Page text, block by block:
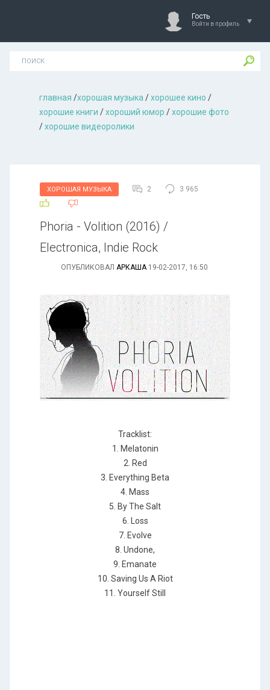
Гость
Войти в профиль
главная /хорошая музыкa /хорошее кино /
хорошие книги /хороший юмор /хорошие фото
/хорошие видеоролики
ХОРОШАЯ МУЗЫКА 2 3 965
Phoria - Volition (2016) /
Electronica, Indie Rock
ОПУБЛИКОВАЛ АРКАША19-02-2017, 16:50
Tracklist:
1. Melatonin
2. Red
3. Everything Beta
4. Mass
5. By The Salt
6. Loss
7. Evolve
8. Undone,
9. Emanate
10. Saving Us A Riot
11. Yourself Still